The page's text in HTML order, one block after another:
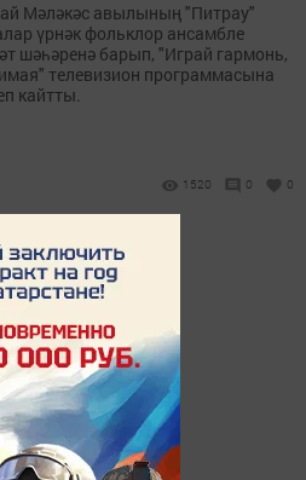
Мәләкәс авылының "Питрау"
үрнәк фольклор ансамбле
шәһәренә барып, "Играй гармонь,
телевизион программасына
кайтты.
1520 0 0